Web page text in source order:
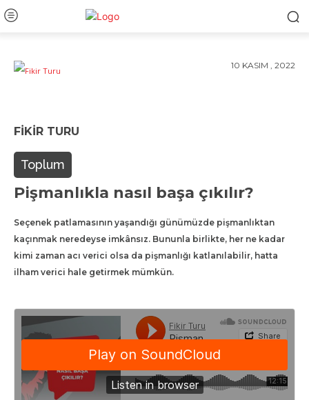
10 KASIM , 2022
FIKIR TURU
Toplum
Pişmanlıkla nasıl başa çıkılır?
Seçenek patlamasının yaşandığı günümüzde pişmanlıktan
kaçınmak neredeyse imkânsız. Bununla birlikte, her ne kadar
kimi zaman acı verici olsa da pişmanlığı katlanılabilir, hatta
ilham verici hale getirmek mümkün.